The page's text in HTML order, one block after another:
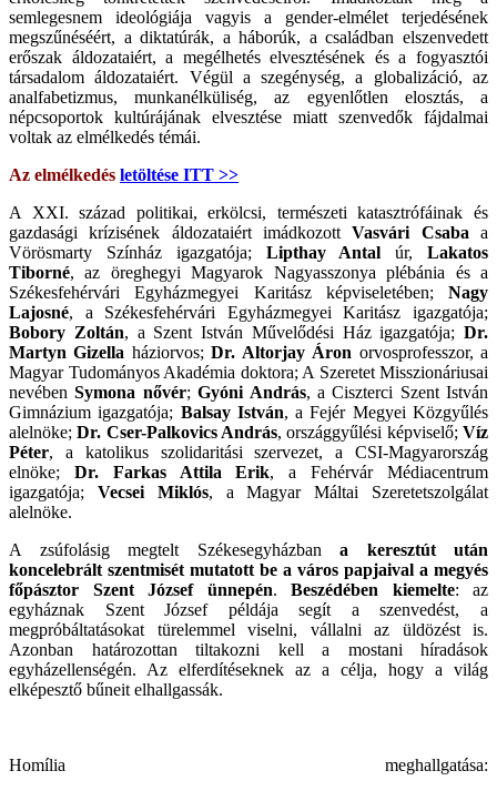
semlegesnem ideológiája vagyis a gender-elmélet terjedésének
megszűnéséért, a diktatúrák, a háborúk, a családban elszenvedett
erőszak áldozataiért, a megélhetés elvesztésének és a fogyasztói
társadalom áldozataiért. Végül a szegénység, a globalizáció, az
analfabetizmus, munkanélküliség, az egyenlőtlen elosztás, a
népcsoportok kultúrájának elvesztése miatt szenvedők fájdalmai
voltak az elmélkedés témái.
Az elmélkedés letöltése ITT >>
A XXI. század politikai, erkölcsi, természeti katasztrófáinak és
gazdasági krízisének áldozataiért imádkozottVasvári Csaba a
Vörösmarty Színház igazgatója; Lipthay Antal úr,Lakatos
Tiborné, az öreghegyi Magyarok Nagyasszonya plébánia és a
Székesfehérvári Egyházmegyei Karitász képviseletében; Nagy
Lajosné, a Székesfehérvári Egyházmegyei Karitász igazgatója;
Bobory Zoltán, a Szent István Művelődési Ház igazgatója; Dr.
Martyn Gizella háziorvos;Dr. Altorjay Áron orvosprofesszor, a
Magyar Tudományos Akadémia doktora; A Szeretet Misszionáriusai
nevébenSymona nővér;Gyóni András, a Ciszterci Szent István
Gimnázium igazgatója; Balsay István, a Fejér Megyei Közgyűlés
alelnöke;Dr. Cser-Palkovics András, országgyűlési képviselő;Víz
Péter, a katolikus szolidaritási szervezet, a CSI-Magyarország
elnöke; Dr. Farkas Attila Erik, a Fehérvár Médiacentrum
igazgatója; Vecsei Miklós, a Magyar Máltai Szeretetszolgálat
alelnöke.
A zsúfolásig megtelt Székesegyházban a keresztút után
koncelebrált szentmisét mutatott be a város papjaival a megyés
főpásztor Szent József ünnepén. Beszédében kiemelte: az
egyháznak Szent József példája segít a szenvedést, a
megpróbáltatásokat türelemmel viselni, vállalni az üldözést is.
Azonban határozottan tiltakozni kell a mostani híradások
egyházellenségén. Az elferdítéseknek az a célja, hogy a világ
elképesztő bűneit elhallgassák.
Homília meghallgatása: